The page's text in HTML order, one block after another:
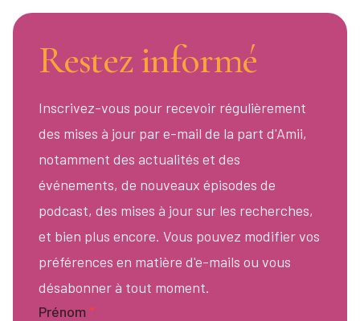
Restez informé
Inscrivez-vous pour recevoir régulièrement
des mises à jour par e-mail de la part d'Amii,
notamment des actualités et des
événements, de nouveaux épisodes de
podcast, des mises à jour sur les recherches,
et bien plus encore. Vous pouvez modifier vos
préférences en matière d'e-mails ou vous
désabonner à tout moment.
Prénom*